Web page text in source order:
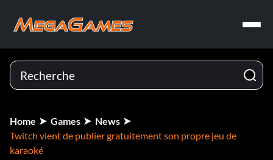
Home Games
News
Twitch vient de publier gratuitement son propre jeu de
karaoké